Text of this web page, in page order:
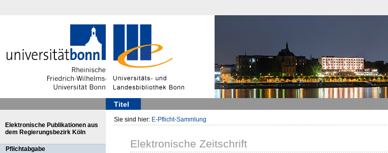
Titel
Elektronische Publikationen aus
dem Regierungsbezirk Köln
Pflichtabgabe
Sie sind hier: E-Pflicht-Sammlung
Elektronische Zeitschrift